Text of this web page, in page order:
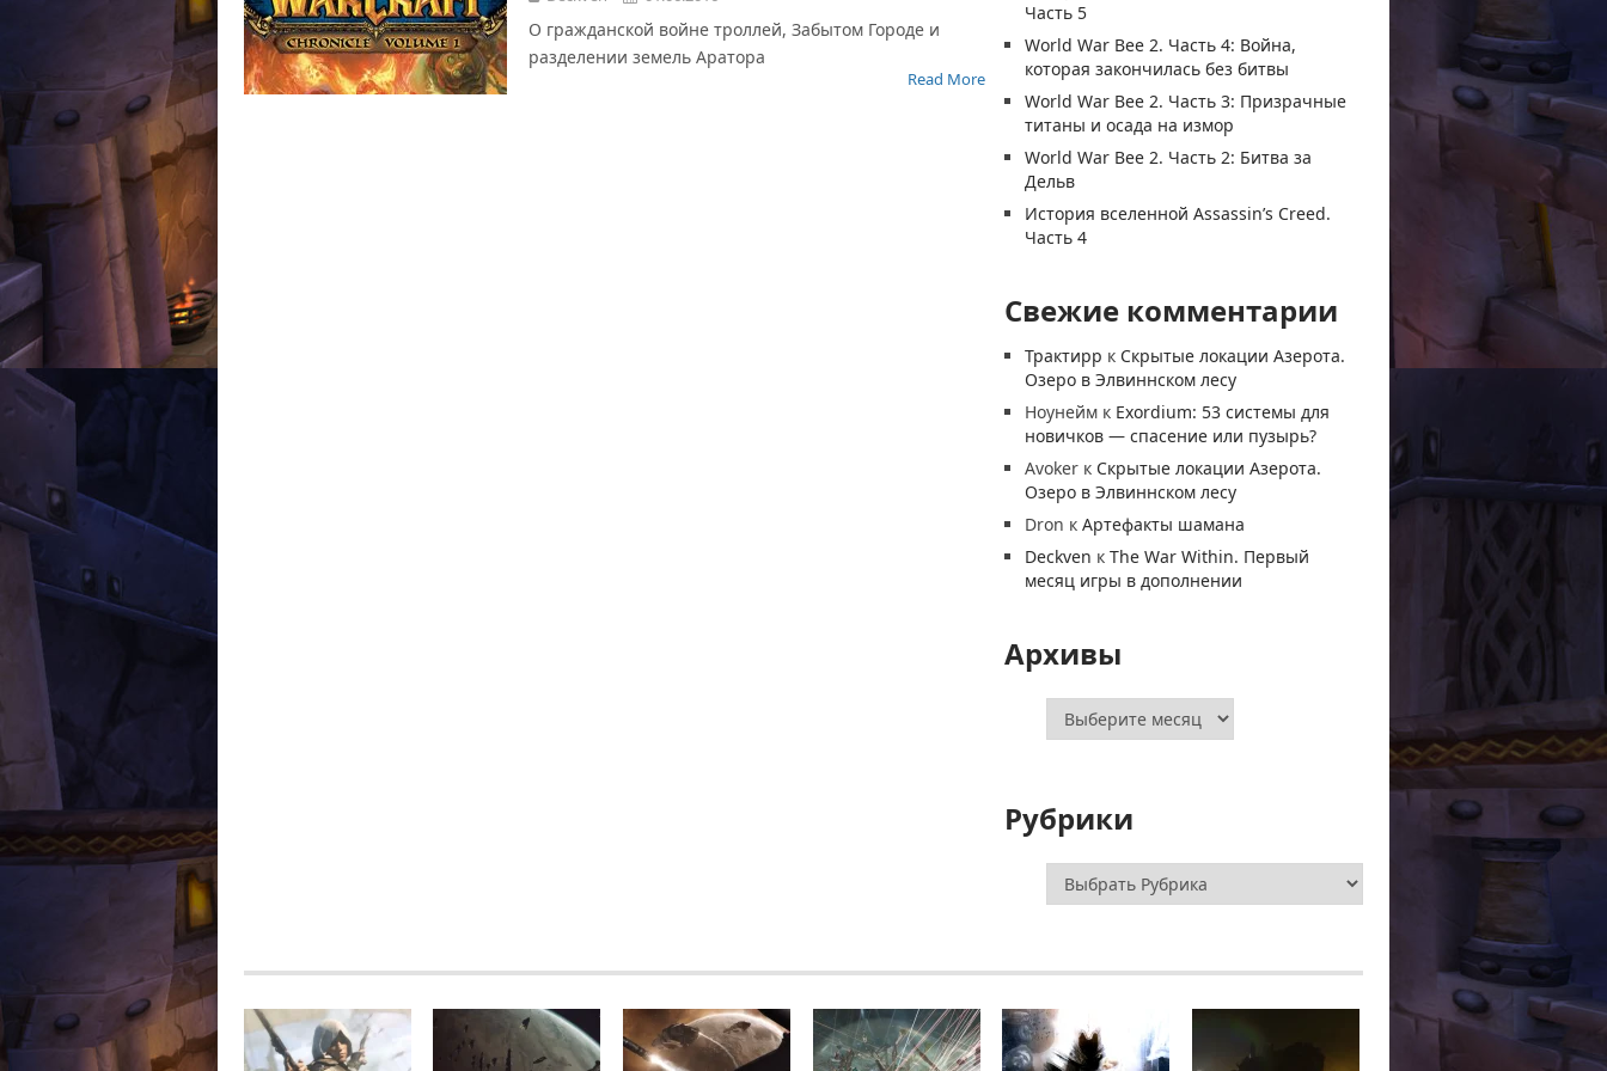
О гражданской войне троллей, Забытом Городе и
разделении земель Аратора
Read More
Часть 5
World War Bee 2. Часть 4: Война,
которая закончилась без битвы
World War Bee 2. Часть 3: Призрачные
титаны и осада на измор
World War Bee 2. Часть 2: Битва за
Дельв
История вселенной Assassin’s Creed.
Часть 4
Свежие комментарии
Трактирр к Скрытые локации Азерота.
Озеро в Элвиннском лесу
Ноунейм к Exordium: 53 системы для
новичков — спасение или пузырь?
Avoker к Скрытые локации Азерота.
Озеро в Элвиннском лесу
Dron кАртефакты шамана
Deckven кThe War Within. Первый
месяц игры в дополнении
Архивы
Архивы
Рубрики
Рубрики